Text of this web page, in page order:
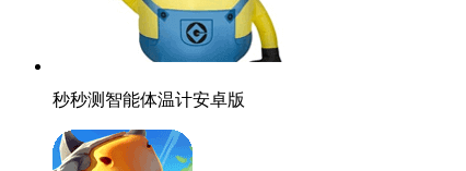
秒秒测智能体温计安卓版